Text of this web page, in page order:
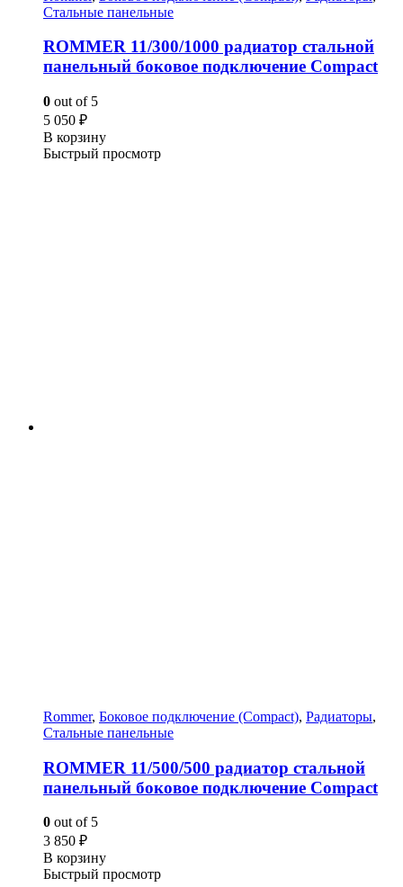
Стальные панельные
ROMMER 11/300/1000 радиатор стальной
панельный боковое подключение Compact
0 out of 5
5 050 ₽
В корзину
Быстрый просмотр
Rommer, Боковое подключение (Compact), Радиаторы,
Стальные панельные
ROMMER 11/500/500 радиатор стальной
панельный боковое подключение Compact
0 out of 5
3 850 ₽
В корзину
Быстрый просмотр